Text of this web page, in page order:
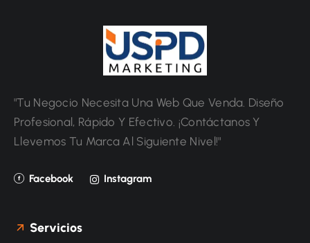
"Tu Negocio Necesita Una Web Que Venda. Diseño
Profesional, Rápido Y Efectivo. ¡Contáctanos Y
Llevemos Tu Marca Al Siguiente Nivel!"
Facebook Instagram
Servicios